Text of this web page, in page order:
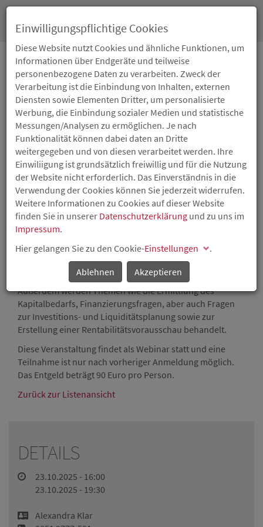
SEMINAR: WIE ERSTELLE
ICH MEINEN
GESCHÄFTSPLAN?
Halbtagesseminar für Existenzgründer- und
Existenzgründerinnen (besonders geeignet für
Antragsteller zum Existenzgründungszuschuss).
Der Geschäftsplan ist eine wesentliche Voraussetzung um
die Risiken einer Geschäftsgründung besser abschätzen
meinen Geschäftsplan?“ erhalten Sie Informationen zur
Erstellung Ihres eigenen Geschäftsplanes. Unter anderem
werden Marketing- und Standortfragen erörtert.
Außerdem werden Themen wie die Ermittlung des
Kapitalbedarfs, Finanzierungsfragen, aber auch Fragen
zur Investitions- und Liquiditätsplanung sowie zur
Erstellung einer Rentabilitätsvorausschau behandelt.
Diese Veranstaltung findet als Webinar statt und eine
Teilnahme ist nur nach vorheriger Anmeldung möglich.
Das Entgeld beträgt 90 Euro pro Person.
Zurück zur Listenansicht
DETAILS
23.10.2025 - 16:00
23.10.2025 - 19:30
Alexandra Klar
Einwilligungspflichtige Cookies
Diese Website nutzt Cookies und ähnliche Funktionen, um
Informationen über Endgeräte und teilweise
personenbezogene Daten zu verarbeiten. Zweck der
Verarbeitung ist die Einbindung von Inhalten, externen
Diensten sowie Elementen Dritter, um personalisierte
Werbung, die Einbindung sozialer Medien und statistische
Messungen/Analysen zu ermöglichen. Je nach
Funktionalität können dabei daten an Dritte
weitergegeben und von diesen verarbeitet werden. Ihre
Einwiliigung ist grundsätzlich freiwillig und für die Nutzung
der Website nicht erforderlich. Das Einverständnis in die
Verwendung der Cookies können Sie jederzeit widerrufen.
Weitere Informationen zu Cookies auf dieser Website
finden Sie in unserer Datenschutzerklärung und zu uns im
Impressum.
Hier gelangen Sie zu den Cookie-Einstellungen
.
Ablehnen
Akzeptieren